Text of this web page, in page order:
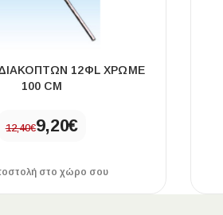
12ΦL ΧΡΩΜΕ
100 CM
12,40€9,20€
στο χώρο σου